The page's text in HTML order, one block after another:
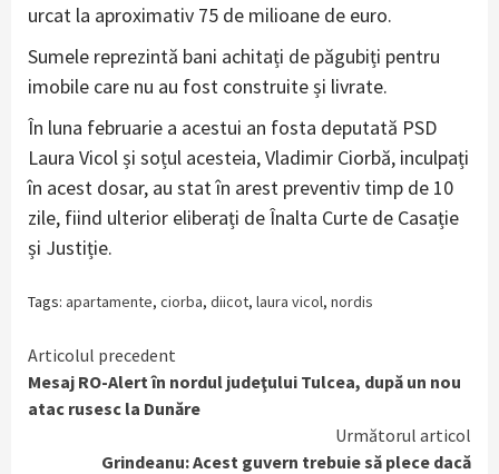
urcat la aproximativ 75 de milioane de euro.
Sumele reprezintă bani achitați de păgubiți pentru
imobile care nu au fost construite și livrate.
În luna februarie a acestui an fosta deputată PSD
Laura Vicol și soțul acesteia, Vladimir Ciorbă, inculpați
în acest dosar, au stat în arest preventiv timp de 10
zile, fiind ulterior eliberați de Înalta Curte de Casație
și Justiție.
Tags: apartamente, ciorba, diicot, laura vicol, nordis
Continue
Reading
Articolul precedent
Mesaj RO-Alert în nordul judeţului Tulcea, după un nou
atac rusesc la Dunăre
Următorul articol
Grindeanu: Acest guvern trebuie să plece dacă